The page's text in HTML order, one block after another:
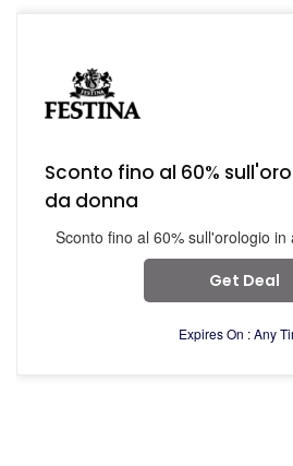
Sconto fino al 60%
da donna
Sconto fino al 60% sull'orologio
Get Deal
Expires On : Any